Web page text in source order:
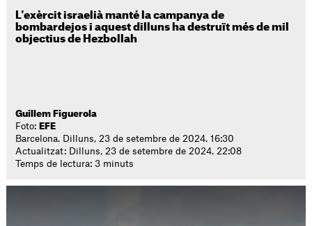
L'exèrcit israelià manté la campanya de
bombardejos i aquest dilluns ha destruït més de mil
objectius de Hezbollah
Guillem Figuerola
Foto: EFE
Barcelona. Dilluns, 23 de setembre de 2024. 16:30
Actualitzat: Dilluns, 23 de setembre de 2024. 22:08
Temps de lectura: 3 minuts